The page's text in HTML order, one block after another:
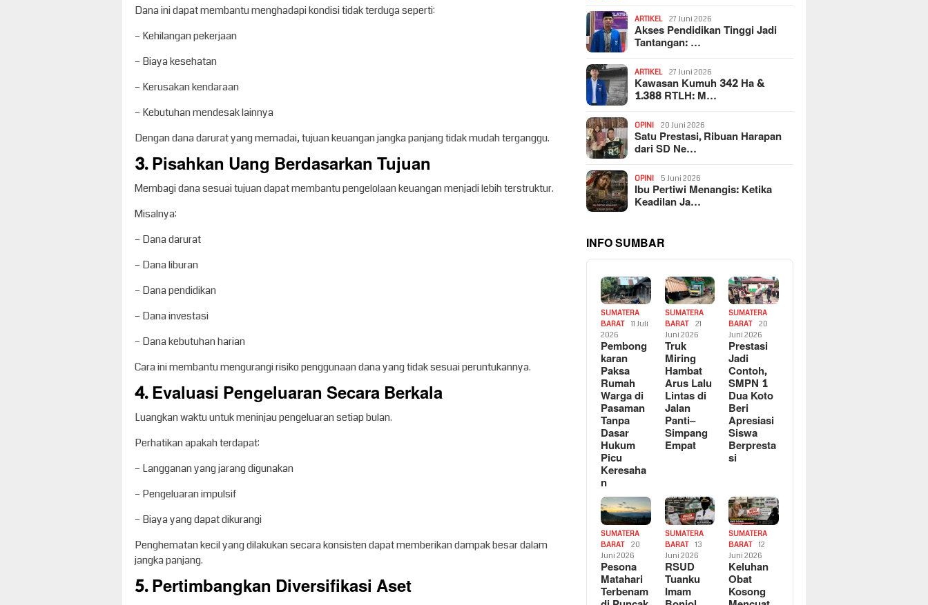
Dana ini dapat membantu menghadapi kondisi tidak terduga seperti:
– Kehilangan pekerjaan
– Biaya kesehatan
– Kerusakan kendaraan
– Kebutuhan mendesak lainnya
Dengan dana darurat yang memadai, tujuan keuangan jangka panjang tidak mudah terganggu.
3. Pisahkan Uang Berdasarkan Tujuan
Membagi dana sesuai tujuan dapat membantu pengelolaan keuangan menjadi lebih terstruktur.
Misalnya:
– Dana darurat
– Dana liburan
– Dana pendidikan
– Dana investasi
– Dana kebutuhan harian
Cara ini membantu mengurangi risiko penggunaan dana yang tidak sesuai peruntukannya.
4. Evaluasi Pengeluaran Secara Berkala
Luangkan waktu untuk meninjau pengeluaran setiap bulan.
Perhatikan apakah terdapat:
– Langganan yang jarang digunakan
– Pengeluaran impulsif
– Biaya yang dapat dikurangi
Penghematan kecil yang dilakukan secara konsisten dapat memberikan dampak besar dalam
jangka panjang.
5. Pertimbangkan Diversifikasi Aset
ARTIKEL 27 Juni 2026
Akses Pendidikan Tinggi Jadi
Tantangan: …
ARTIKEL 27 Juni 2026
Kawasan Kumuh 342 Ha &
1.388 RTLH: M…
OPINI 20 Juni 2026
Satu Prestasi, Ribuan Harapan
dari SD Ne…
OPINI 5 Juni 2026
Ibu Pertiwi Menangis: Ketika
Keadilan Ja…
INFO SUMBAR
SUMATERA
BARAT
11 Juli
2026
Pembong
karan
Paksa
Rumah
Warga di
Pasaman
Tanpa
Dasar
Hukum
Picu
Keresaha
n
SUMATERA
BARAT
21
Juni 2026
Truk
Miring
Hambat
Arus Lalu
Lintas di
Jalan
Panti–
Simpang
Empat
SUMATERA
BARAT
20
Juni 2026
Prestasi
Jadi
Contoh,
SMPN 1
Dua Koto
Beri
Apresiasi
Siswa
Berpresta
si
SUMATERA
BARAT
20
Juni 2026
Pesona
Matahari
Terbenam
SUMATERA
BARAT
13
Juni 2026
RSUD
Tuanku
Imam
SUMATERA
BARAT
12
Juni 2026
Keluhan
Obat
Kosong